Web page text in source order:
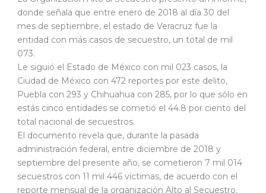
donde señala que entre enero de 2018 al día 30 del
mes de septiembre, el estado de Veracruz fue la
entidad con más casos de secuestro, un total de mil
073.
Le siguió el Estado de México con mil 023 casos, la
Ciudad de México con 472 reportes por este delito,
Puebla con 293 y Chihuahua con 285, por lo que sólo en
estás cinco entidades se cometió el 44.8 por ciento del
total nacional de secuestros.
El documento revela que, durante la pasada
administración federal, entre diciembre de 2018 y
septiembre del presente año, se cometieron 7 mil 014
secuestros con 11 mil 446 víctimas, de acuerdo con el
reporte mensual de la organización Alto al Secuestro.